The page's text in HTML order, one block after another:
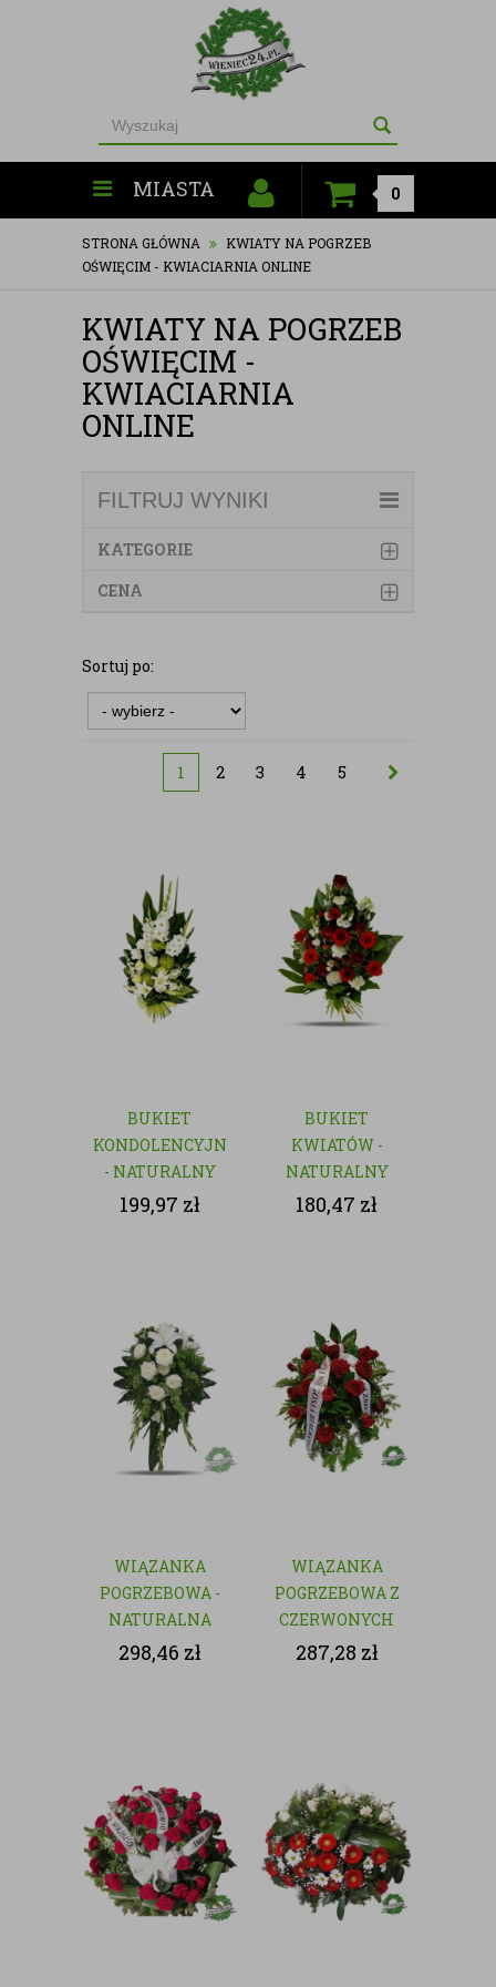
MIASTA 0
STRONA GŁÓWNA
KWIATY NA POGRZEB
OŚWIĘCIM - KWIACIARNIA ONLINE
KWIATY NA POGRZEB
OŚWIĘCIM -
KWIACIARNIA
ONLINE
FILTRUJ WYNIKI
KATEGORIE
CENA
Sortuj po:
1 2 3 4 5
BUKIET
KONDOLENCYJNY
- NATURALNY
199,97 zł
BUKIET
KWIATÓW -
NATURALNY
180,47 zł
WIĄZANKA
POGRZEBOWA -
NATURALNA
298,46 zł
WIĄZANKA
POGRZEBOWA Z
CZERWONYCH
KWIATÓW
287,28 zł